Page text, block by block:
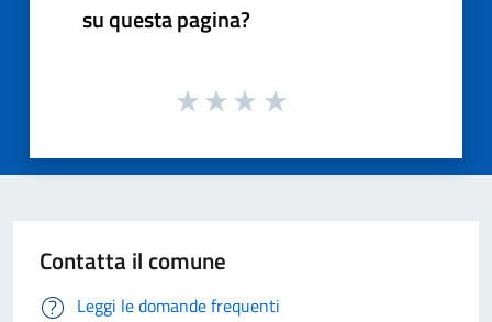
su questa pagina?
Contatta il comune
Leggi le domande frequenti